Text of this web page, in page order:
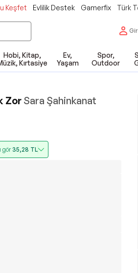
Keşfet Evlilik Destek Gamerfix Türk
Hobi, Kitap,
Kırtasiye
Ev,
Yaşam
Spor,
Outdoor
ZorSara Şahinkanat
gör35,28 TL